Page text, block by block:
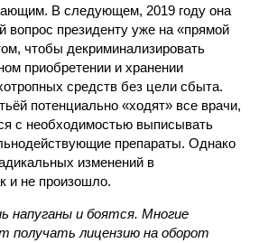
В следующем, 2019 году она
вопрос президенту уже на «прямой
чтобы декриминализировать
приобретении и хранении
средств без цели сбыта.
потенциально «ходят» все врачи,
с необходимостью выписывать
препараты. Однако
изменений в
и не произошло.
напуганы и боятся. Многие
получать лицензию на оборот